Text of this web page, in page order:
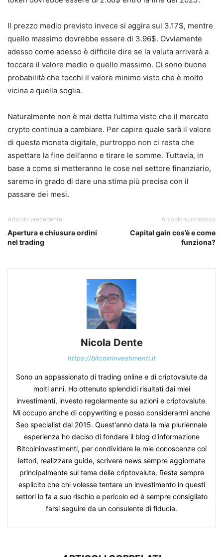
Il prezzo medio previsto invece si aggira sui 3.17$, mentre
quello massimo dovrebbe essere di 3.96$. Ovviamente
adesso come adesso è difficile dire se la valuta arriverà a
toccare il valore medio o quello massimo. Ci sono buone
probabilità che tocchi il valore minimo visto che è molto
vicina a quella soglia.
Naturalmente non è mai detta l’ultima visto che il mercato
crypto continua a cambiare. Per capire quale sarà il valore
di questa moneta digitale, purtroppo non ci resta che
aspettare la fine dell’anno e tirare le somme. Tuttavia, in
base a come si metteranno le cose nel settore finanziario,
saremo in grado di dare una stima più precisa con il
passare dei mesi.
Articolo precedente
Apertura e chiusura ordini
nel trading
Articolo successivo
Capital gain cos’è e come
funziona?
Nicola Dente
https://bitcoininvestimenti.it
Sono un appassionato di trading online e di criptovalute da
molti anni. Ho ottenuto splendidi risultati dai miei
investimenti, investo regolarmente su azioni e criptovalute.
Mi occupo anche di copywriting e posso considerarmi anche
Seo specialist dal 2015. Quest'anno data la mia pluriennale
esperienza ho deciso di fondare il blog d'informazione
Bitcoininvestimenti, per condividere le mie conoscenze coi
lettori, realizzare guide, scrivere news sempre aggiornate
principalmente sul tema delle criptovalute. Resta sempre
esplicito che chi volesse tentare un investimento in questi
settori lo fa a suo rischio e pericolo ed è sempre consigliato
farsi seguire da un consulente di fiducia.